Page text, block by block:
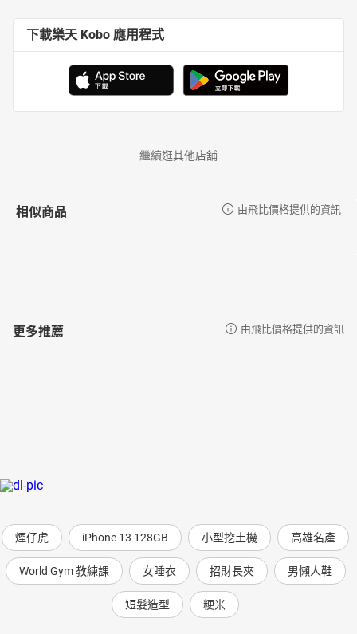
31 蛇
41 毛蟹
42 魚
下載樂天 Kobo 應用程式
繼續逛其他店舖
相似商品 由飛比價格提供的資訊
更多推薦 由飛比價格提供的資訊
煙仔虎 iPhone 13 128GB 小型挖土機 高雄名產
World Gym 教練課 女睡衣 招財長夾 男懶人鞋
短髮造型 粳米